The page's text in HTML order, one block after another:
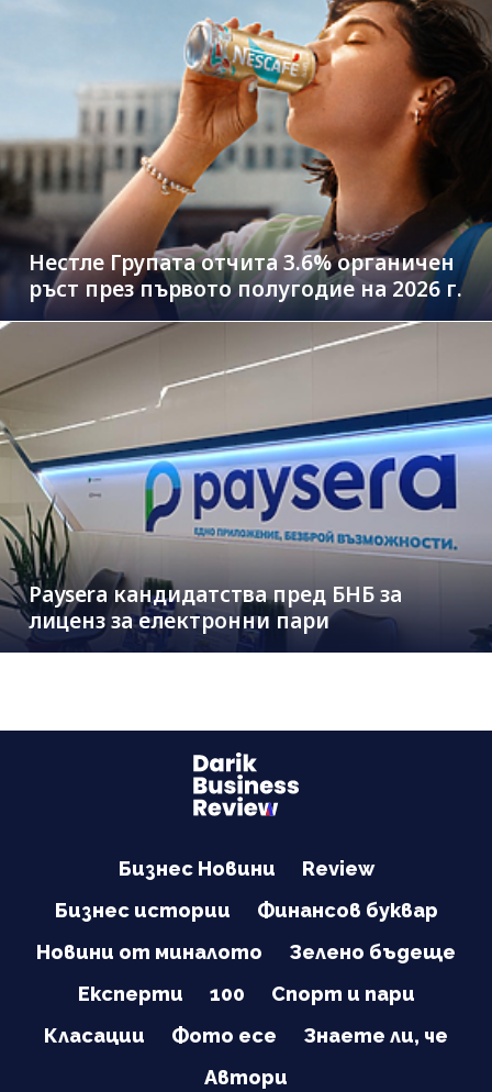
Нестле Групата отчита 3.6% органичен
ръст през първото полугодие на 2026 г.
Paysera кандидатства пред БНБ за
лиценз за електронни пари
Бизнес Новини
Review
Бизнес истории
Финансов буквар
Новини от миналото
Зелено бъдеще
Експерти
100
Спорт и пари
Класации
Фото есе
Знаете ли, че
Автори